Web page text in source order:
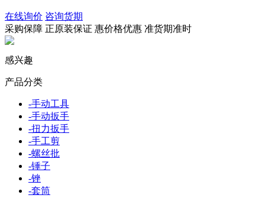
在线询价 咨询货期
采购保障 正原装保证 惠价格优惠 准货期准时
感兴趣
产品分类
-手动工具
-手动扳手
-扭力扳手
-手工剪
-螺丝批
-锤子
-锉
-套筒